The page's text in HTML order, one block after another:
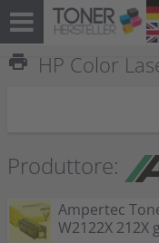
print HP Color
Produttore:
Ampertec
W2122X 212X